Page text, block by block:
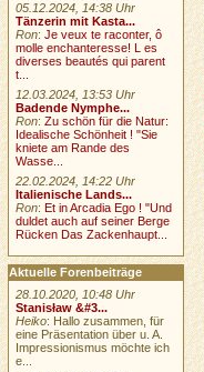
05.12.2024, 14:38 Uhr
Tänzerin mit Kasta...
Ron:Je veux te raconter, ô
molle enchanteresse! L es
diverses beautés qui parent
t...
12.03.2024, 13:53 Uhr
Badende Nymphe...
Ron:Zu schön für die Natur:
Idealische Schönheit ! "Sie
kniete am Rande des
Wasse...
22.02.2024, 14:22 Uhr
Italienische Lands...
Ron:Et in Arcadia Ego ! "Und
duldet auch auf seiner Berge
Rücken Das Zackenhaupt...
Aktuelle Forenbeiträge
28.10.2020, 10:48 Uhr
Stanisław &#3...
Heiko: Hallo zusammen, für
eine Präsentation über u. A.
Impressionismus möchte ich
e...